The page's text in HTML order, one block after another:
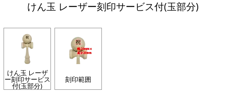
けん玉 レーザー刻印サービス付(玉部分)
けん玉 レーザ
ー刻印サービス
付(玉部分)
刻印範囲